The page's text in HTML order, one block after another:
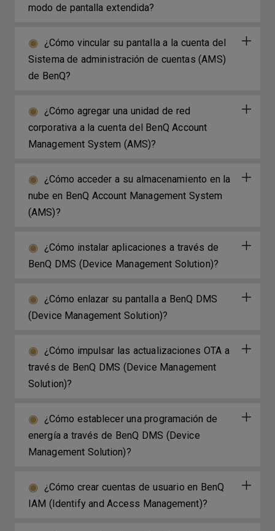
modo de pantalla extendida?
¿Cómo vincular su pantalla a la cuenta del
Sistema de administración de cuentas (AMS)
de BenQ?
¿Cómo agregar una unidad de red
corporativa a la cuenta del BenQ Account
Management System (AMS)?
¿Cómo acceder a su almacenamiento en la
nube en BenQ Account Management System
(AMS)?
¿Cómo instalar aplicaciones a través de
BenQ DMS (Device Management Solution)?
¿Cómo enlazar su pantalla a BenQ DMS
(Device Management Solution)?
¿Cómo impulsar las actualizaciones OTA a
través de BenQ DMS (Device Management
Solution)?
¿Cómo establecer una programación de
energía a través de BenQ DMS (Device
Management Solution)?
¿Cómo crear cuentas de usuario en BenQ
IAM (Identify and Access Management)?